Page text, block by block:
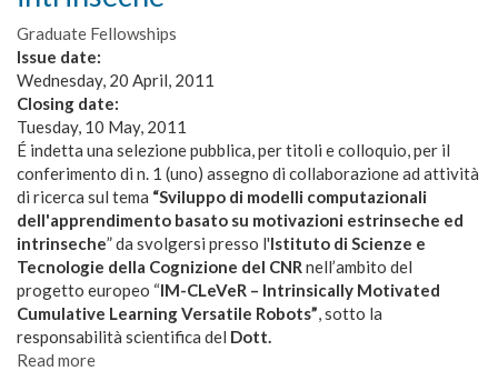
Knowledge
Patterns
applicate
alla
gestione
e
organizzazione
dei
contenuti
Graduate Fellowships
Issue date:
Wednesday, 20 April, 2011
Closing date:
Tuesday, 10 May, 2011
É indetta una selezione pubblica, per titoli e colloquio, per il
conferimento di n. 1 (uno) assegno di collaborazione ad attività
di ricerca sul tema “Sviluppo di modelli computazionali
dell'apprendimento basato su motivazioni estrinseche ed
intrinseche” da svolgersi presso l'Istituto di Scienze e
Tecnologie della Cognizione del CNRnell’ambito del
progetto europeo “IM-CLeVeR – Intrinsically Motivated
Cumulative Learning Versatile Robots”, sotto la
responsabilità scientifica del Dott.
Read more